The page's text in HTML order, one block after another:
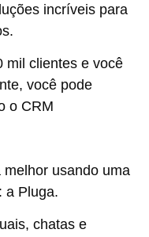
incríveis para
mil clientes e você
você pode
o CRM
usando uma
a Pluga.
chatas e